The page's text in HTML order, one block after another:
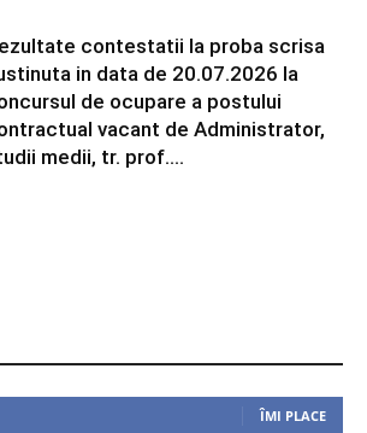
contestatii la proba scrisa
in data de 20.07.2026 la
de ocupare a postului
vacant de Administrator,
medii, tr. prof....
ÎMI PLACE